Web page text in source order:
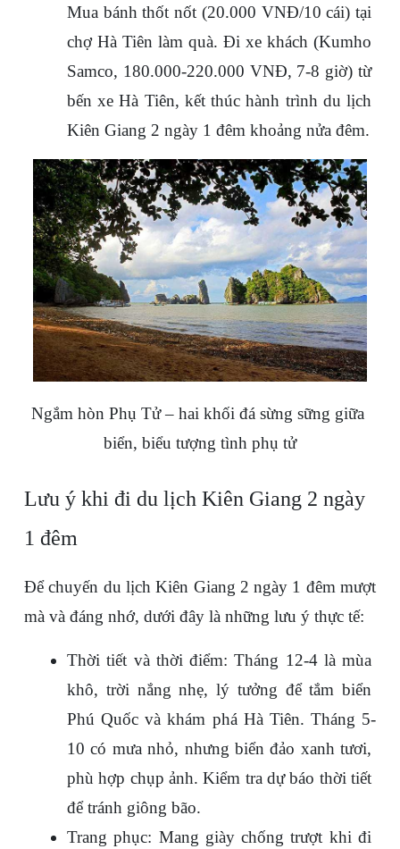
Mua bánh thốt nốt (20.000 VNĐ/10 cái) tại
chợ Hà Tiên làm quà. Đi xe khách (Kumho
Samco, 180.000-220.000 VNĐ, 7-8 giờ) từ
bến xe Hà Tiên, kết thúc hành trình du lịch
Kiên Giang 2 ngày 1 đêm khoảng nửa đêm.
Ngắm hòn Phụ Tử – hai khối đá sừng sững giữa
biển, biểu tượng tình phụ tử
Lưu ý khi đi du lịch Kiên Giang 2 ngày
1 đêm
Để chuyến du lịch Kiên Giang 2 ngày 1 đêm mượt
mà và đáng nhớ, dưới đây là những lưu ý thực tế:
Thời tiết và thời điểm: Tháng 12-4 là mùa
khô, trời nắng nhẹ, lý tưởng để tắm biển
Phú Quốc và khám phá Hà Tiên. Tháng 5-
10 có mưa nhỏ, nhưng biển đảo xanh tươi,
phù hợp chụp ảnh. Kiểm tra dự báo thời tiết
để tránh giông bão.
Trang phục: Mang giày chống trượt khi đi